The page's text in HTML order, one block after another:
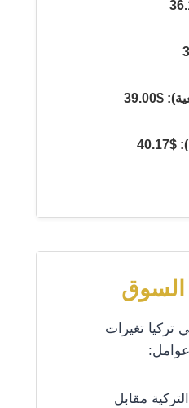
السوق
تركيا تغيرات
مقابل